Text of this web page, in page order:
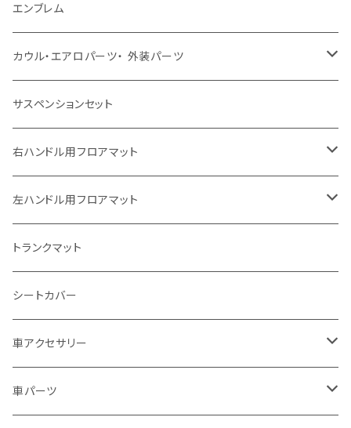
せどり
古着系
コンテンツビジネス
エンブレム
カウル・エアロパーツ・ 外装パーツ
ホンダ
ヤマハ
スズキ
カワサキ
BMW
ドゥカティ - Ducati
トライアンフ
サスペンションセット
右ハンドル用フロアマット
トヨタ
日産
ホンダ
スズキ
マツダ
左ハンドル用フロアマット
トヨタ
日産
ホンダ
スズキ
トランクマット
シートカバー
車アクセサリー
トヨタ
車パーツ